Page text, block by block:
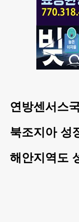
연방센서스
북조지아 성
해안지역도